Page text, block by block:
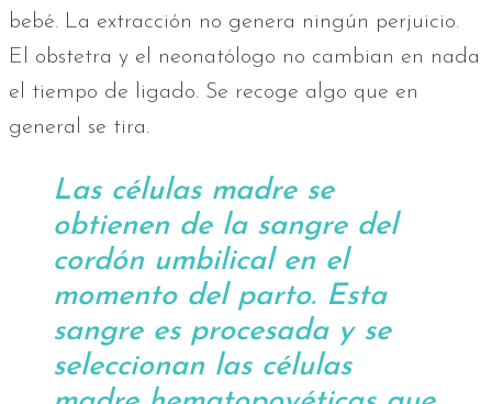
bebé. La extracción no genera ningún perjuicio.
El obstetra y el neonatólogo no cambian en nada
el tiempo de ligado. Se recoge algo que en
general se tira.
Las células madre se
obtienen de la sangre del
cordón umbilical en el
momento del parto. Esta
sangre es procesada y se
seleccionan las células